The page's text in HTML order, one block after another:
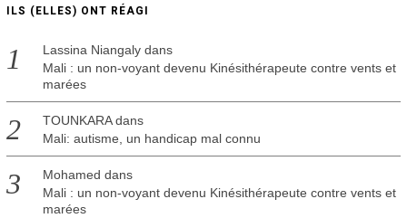
ILS (ELLES) ONT RÉAGI
Lassina Niangalydans
Mali : un non-voyant devenu Kinésithérapeute contre vents et
marées
TOUNKARAdans
Mali: autisme, un handicap mal connu
Mohamed dans
Mali : un non-voyant devenu Kinésithérapeute contre vents et
marées